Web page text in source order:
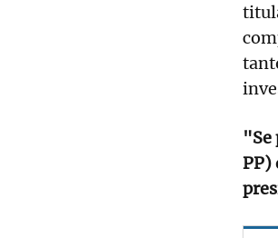
"Se
PP)